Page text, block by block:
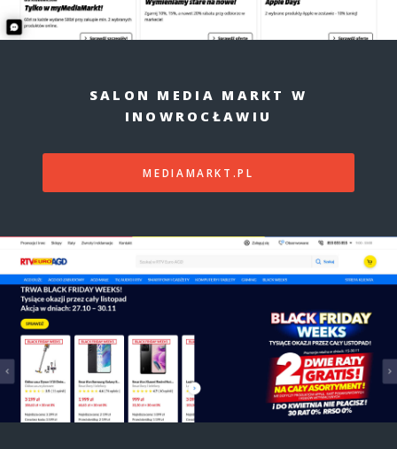
SALON MEDIA MARKT W
INOWROCŁAWIU
MEDIAMARKT.PL